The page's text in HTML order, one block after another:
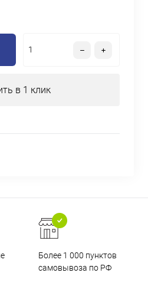
в 1 клик
Более 1 000 пунктов
самовывоза по РФ